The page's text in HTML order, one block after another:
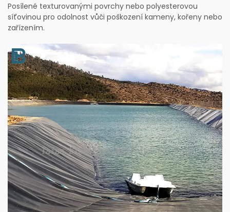
Posílené texturovanými povrchy nebo polyesterovou
síťovinou pro odolnost vůči poškození kameny, kořeny nebo
zařízením.